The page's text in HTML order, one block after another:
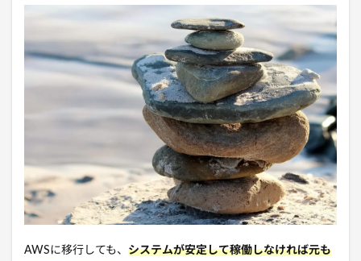
AWSに移行しても、 システムが安定して稼働しなければ元も